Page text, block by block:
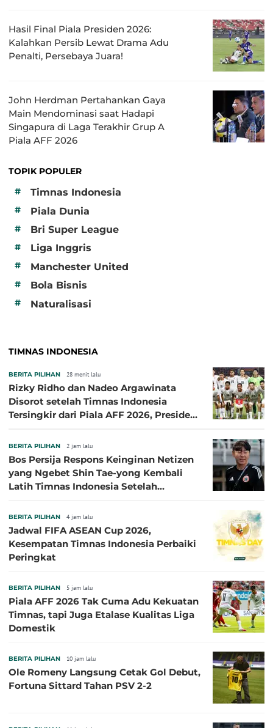
Hasil Final Piala Presiden 2026:
Kalahkan Persib Lewat Drama Adu
Penalti, Persebaya Juara!
John Herdman Pertahankan Gaya
Main Mendominasi saat Hadapi
Singapura di Laga Terakhir Grup A
Piala AFF 2026
TOPIK POPULER
#
Timnas Indonesia
# Piala Dunia
# Bri Super League
# Liga Inggris
# Manchester United
# Bola Bisnis
# Naturalisasi
TIMNAS INDONESIA
BERITA PILIHAN 28 menit lalu
Rizky Ridho dan Nadeo Argawinata
Disorot setelah Timnas Indonesia
Tersingkir dari Piala AFF 2026, Presiden
BERITA PILIHAN 2 jam lalu
Bos Persija Respons Keinginan Netizen
yang Ngebet Shin Tae-yong Kembali
Latih Timnas Indonesia Setelah
BERITA PILIHAN 4 jam lalu
Jadwal FIFA ASEAN Cup 2026,
Kesempatan Timnas Indonesia Perbaiki
Peringkat
BERITA PILIHAN 5 jam lalu
Piala AFF 2026 Tak Cuma Adu Kekuatan
Timnas, tapi Juga Etalase Kualitas Liga
Domestik
BERITA PILIHAN 10 jam lalu
Ole Romeny Langsung Cetak Gol Debut,
Fortuna Sittard Tahan PSV 2-2